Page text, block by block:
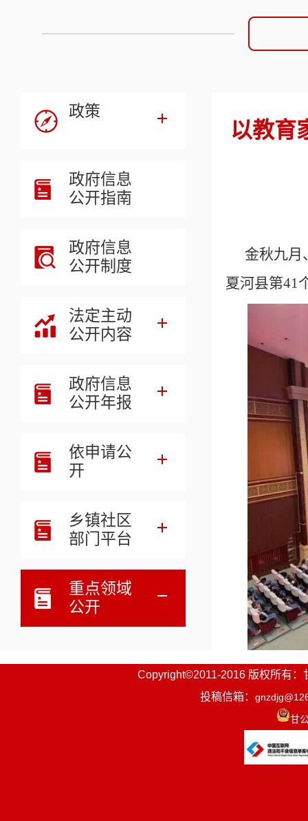
政策
政府信息
公开指南
政府信息
公开制度
法定主动
公开内容
政府信息
公开年报
依申请公
开
乡镇社区
部门平台
重点领域
公开
以教育
金秋九月
夏河县第41
县委副书
晓云出席会
会上，宣
体的通报
Copyright©2011-2016 版权所有：
投稿信箱：
甘